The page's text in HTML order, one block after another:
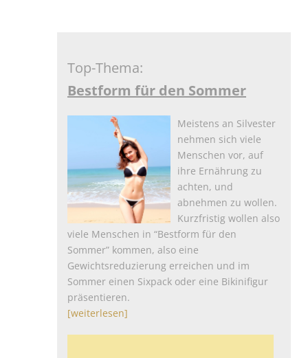
Top-Thema:
Bestform für den Sommer
Meistens an Silvester
nehmen sich viele
Menschen vor, auf
ihre Ernährung zu
achten, und
abnehmen zu wollen.
Kurzfristig wollen also
viele Menschen in “Bestform für den
Sommer” kommen, also eine
Gewichtsreduzierung erreichen und im
Sommer einen Sixpack oder eine Bikinifigur
präsentieren.
[weiterlesen]